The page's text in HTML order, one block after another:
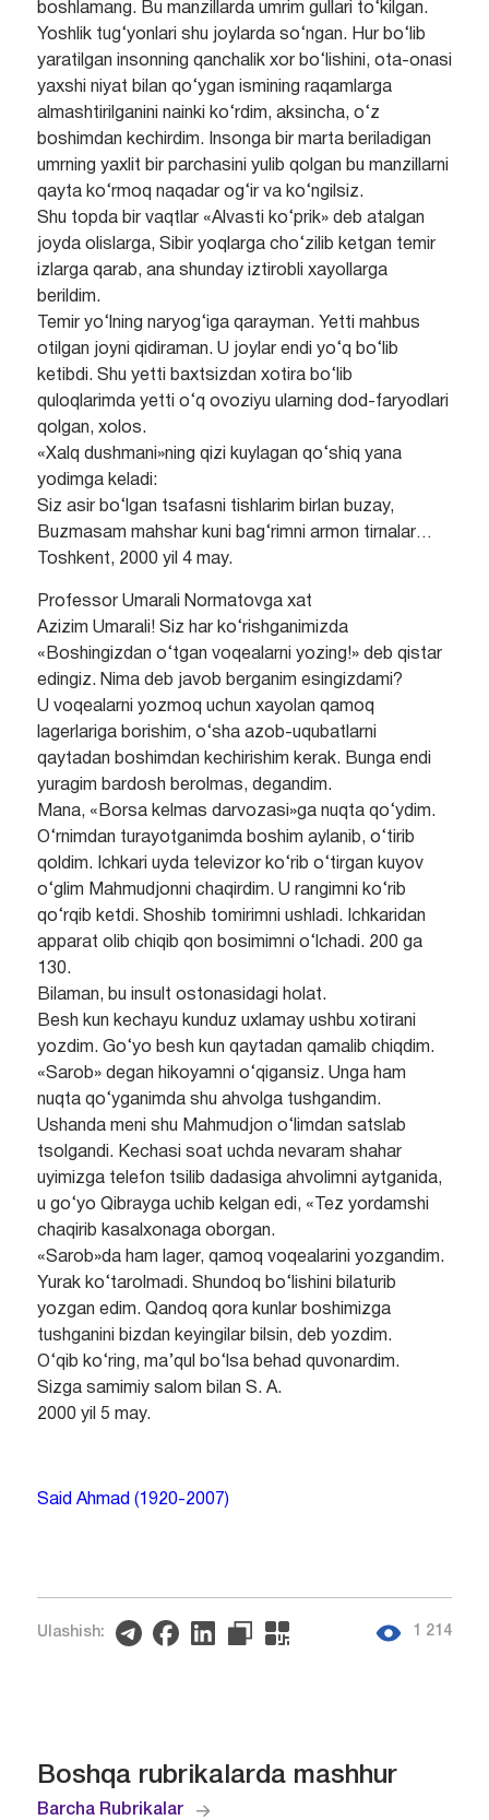
boshlamang. Bu manzillarda umrim gullari to‘kilgan.
Yoshlik tug‘yonlari shu joylarda so‘ngan. Hur bo‘lib
yaratilgan insonning qanchalik xor bo‘lishini, ota-onasi
yaxshi niyat bilan qo‘ygan ismining raqamlarga
almashtirilganini nainki ko‘rdim, aksincha, o‘z
boshimdan kechirdim. Insonga bir marta beriladigan
umrning yaxlit bir parchasini yulib qolgan bu manzillarni
qayta ko‘rmoq naqadar og‘ir va ko‘ngilsiz.
Shu topda bir vaqtlar «Alvasti ko‘prik» deb atalgan
joyda olislarga, Sibir yoqlarga cho‘zilib ketgan temir
izlarga qarab, ana shunday iztirobli xayollarga
berildim.
Temir yo‘lning naryog‘iga qarayman. Yetti mahbus
otilgan joyni qidiraman. U joylar endi yo‘q bo‘lib
ketibdi. Shu yetti baxtsizdan xotira bo‘lib
quloqlarimda yetti o‘q ovoziyu ularning dod-faryodlari
qolgan, xolos.
«Xalq dushmani»ning qizi kuylagan qo‘shiq yana
yodimga keladi:
Siz asir bo‘lgan tsafasni tishlarim birlan buzay,
Buzmasam mahshar kuni bag‘rimni armon tirnalar…
Toshkent, 2000 yil 4 may.
Professor Umarali Normatovga xat
Azizim Umarali! Siz har ko‘rishganimizda
«Boshingizdan o‘tgan voqealarni yozing!» deb qistar
edingiz. Nima deb javob berganim esingizdami?
U voqealarni yozmoq uchun xayolan qamoq
lagerlariga borishim, o‘sha azob-uqubatlarni
qaytadan boshimdan kechirishim kerak. Bunga endi
yuragim bardosh berolmas, degandim.
Mana, «Borsa kelmas darvozasi»ga nuqta qo‘ydim.
O‘rnimdan turayotganimda boshim aylanib, o‘tirib
qoldim. Ichkari uyda televizor ko‘rib o‘tirgan kuyov
o‘glim Mahmudjonni chaqirdim. U rangimni ko‘rib
qo‘rqib ketdi. Shoshib tomirimni ushladi. Ichkaridan
apparat olib chiqib qon bosimimni o‘lchadi. 200 ga
130.
Bilaman, bu insult ostonasidagi holat.
Besh kun kechayu kunduz uxlamay ushbu xotirani
yozdim. Go‘yo besh kun qaytadan qamalib chiqdim.
«Sarob» degan hikoyamni o‘qigansiz. Unga ham
nuqta qo‘yganimda shu ahvolga tushgandim.
Ushanda meni shu Mahmudjon o‘limdan satslab
tsolgandi. Kechasi soat uchda nevaram shahar
uyimizga telefon tsilib dadasiga ahvolimni aytganida,
u go‘yo Qibrayga uchib kelgan edi, «Tez yordamshi
chaqirib kasalxonaga oborgan.
«Sarob»da ham lager, qamoq voqealarini yozgandim.
Yurak ko‘tarolmadi. Shundoq bo‘lishini bilaturib
yozgan edim. Qandoq qora kunlar boshimizga
tushganini bizdan keyingilar bilsin, deb yozdim.
O‘qib ko‘ring, ma’qul bo‘lsa behad quvonardim.
Sizga samimiy salom bilan S. A.
2000 yil 5 may.
Said Ahmad (1920-2007)
Ulashish: 1 214
Boshqa rubrikalarda mashhur
Barcha Rubrikalar